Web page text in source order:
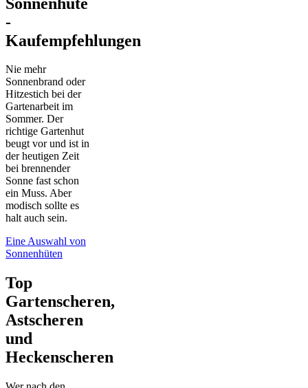
-
Kaufempfehlungen
Nie mehr
Sonnenbrand oder
Hitzestich bei der
Gartenarbeit im
Sommer. Der
richtige Gartenhut
beugt vor und ist in
der heutigen Zeit
bei brennender
Sonne fast schon
ein Muss. Aber
modisch sollte es
halt auch sein.
Eine Auswahl von
Sonnenhüten
Top
Gartenscheren,
Astscheren
und
Heckenscheren